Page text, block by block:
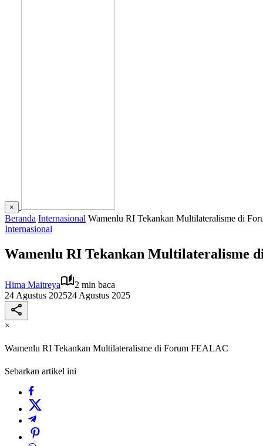
×
Beranda Internasional Wamenlu RI Tekankan Multilateralisme di
Internasional
Wamenlu RI Tekankan Multilateralisme
Hima Maitreya
2 min baca
24 Agustus 202524 Agustus 2025
×
Wamenlu RI Tekankan Multilateralisme di Forum FEALAC
Sebarkan artikel ini